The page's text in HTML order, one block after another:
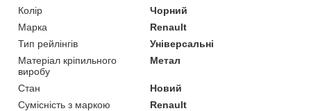
Колір
Чорний
Марка
Renault
Тип рейлінгів
Універсальні
Матеріал кріпильного
виробу
Метал
Стан
Новий
Сумісність з маркою
Renault